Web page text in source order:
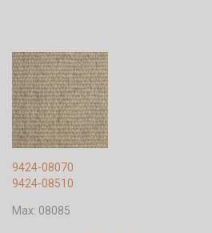
9424-08070
9424-08510
Max: 08085